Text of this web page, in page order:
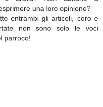
una loro opinione?
entrambi gli articoli, coro e
non sono solo le voci
parroco!